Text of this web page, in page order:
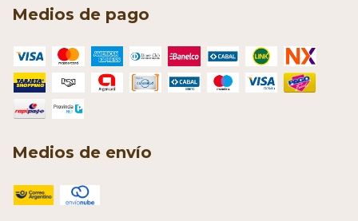
Medios de pago
Medios de envío